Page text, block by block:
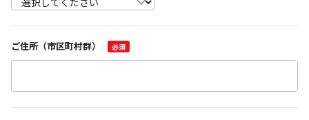
ご住所（市区町村群） 必須